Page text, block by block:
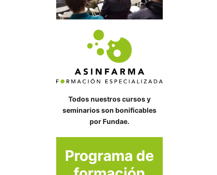
Todos nuestros cursos y
seminarios son bonificables
por Fundae.
Programa de